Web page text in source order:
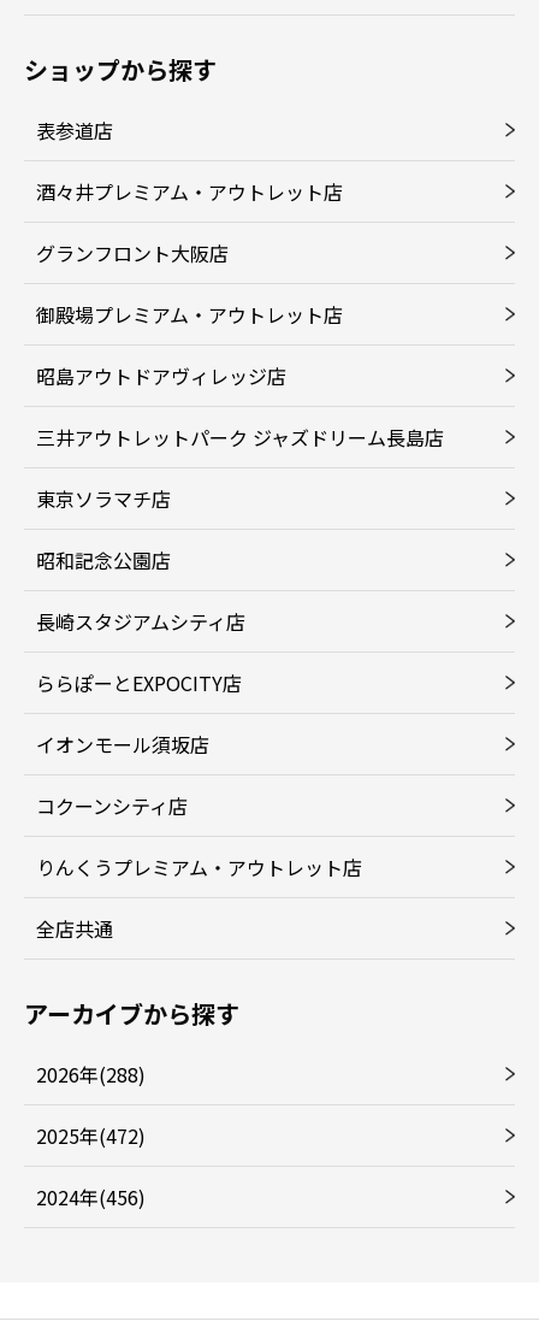
ショップから探す
表参道店
酒々井プレミアム・アウトレット店
グランフロント大阪店
御殿場プレミアム・アウトレット店
昭島アウトドアヴィレッジ店
三井アウトレットパーク ジャズドリーム長島店
東京ソラマチ店
昭和記念公園店
長崎スタジアムシティ店
ららぽーとEXPOCITY店
イオンモール須坂店
コクーンシティ店
りんくうプレミアム・アウトレット店
全店共通
アーカイブから探す
2026年(288)
2025年(472)
2024年(456)